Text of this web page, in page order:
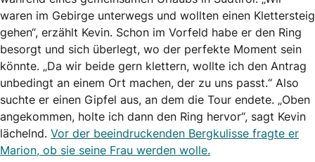
waren im Gebirge unterwegs und wollten einen Klettersteig
gehen“, erzählt Kevin. Schon im Vorfeld habe er den Ring
besorgt und sich überlegt, wo der perfekte Moment sein
könnte. „Da wir beide gern klettern, wollte ich den Antrag
unbedingt an einem Ort machen, der zu uns passt.“ Also
suchte er einen Gipfel aus, an dem die Tour endete. „Oben
angekommen, holte ich dann den Ring hervor“, sagt Kevin
lächelnd. Vor der beeindruckenden Bergkulisse fragte er
Marion, ob sie seine Frau werden wolle.